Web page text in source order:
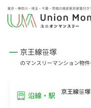
東京・神奈川・埼玉・千葉・茨城の格安家具家電付き
京王線笹塚
のマンスリーマンション物
沿線・駅 京王線笹塚